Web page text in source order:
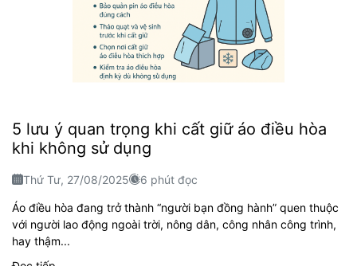
5 lưu ý quan trọng khi cất giữ áo điều hòa
khi không sử dụng
Thứ Tư, 27/08/2025 6 phút đọc
Áo điều hòa đang trở thành “người bạn đồng hành” quen thuộc
với người lao động ngoài trời, nông dân, công nhân công trình,
hay thậm...